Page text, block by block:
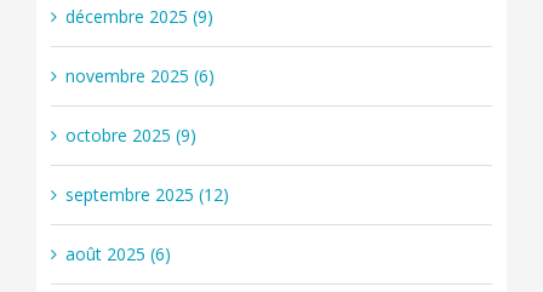
décembre 2025 (9)
novembre 2025 (6)
octobre 2025 (9)
septembre 2025 (12)
août 2025 (6)